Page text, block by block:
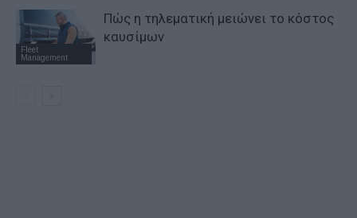
Fleet
Management
Πώς η τηλεματική μειώνει το κόστος
καυσίμων